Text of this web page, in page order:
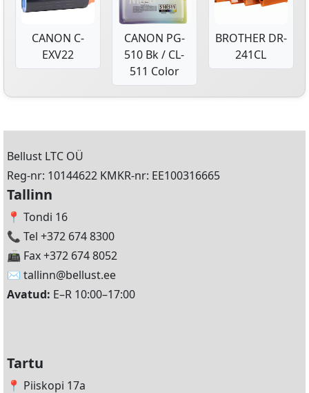
CANON C-
EXV22
CANON PG-
510 Bk / CL-
511 Color
BROTHER DR-
241CL
Bellust LTC OÜ
Reg-nr: 10144622 KMKR-nr: EE100316665
Tallinn
📍 Tondi 16
📞 Tel +372 674 8300
📠 Fax +372 674 8052
✉️ tallinn@bellust.ee
Avatud: E–R 10:00–17:00
Tartu
📍 Piiskopi 17a